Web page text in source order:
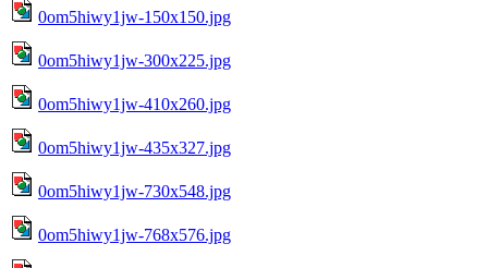
0om5hiwy1jw-150x150.jpg
0om5hiwy1jw-300x225.jpg
0om5hiwy1jw-410x260.jpg
0om5hiwy1jw-435x327.jpg
0om5hiwy1jw-730x548.jpg
0om5hiwy1jw-768x576.jpg